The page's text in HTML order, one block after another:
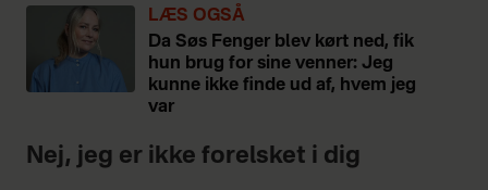
LÆS OGSÅ
Da Søs Fenger blev kørt ned, fik
hun brug for sine venner: Jeg
kunne ikke finde ud af, hvem jeg
var
Nej, jeg er ikke forelsket i dig